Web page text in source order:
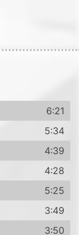
6:21
5:34
4:39
4:28
5:25
3:49
3:50